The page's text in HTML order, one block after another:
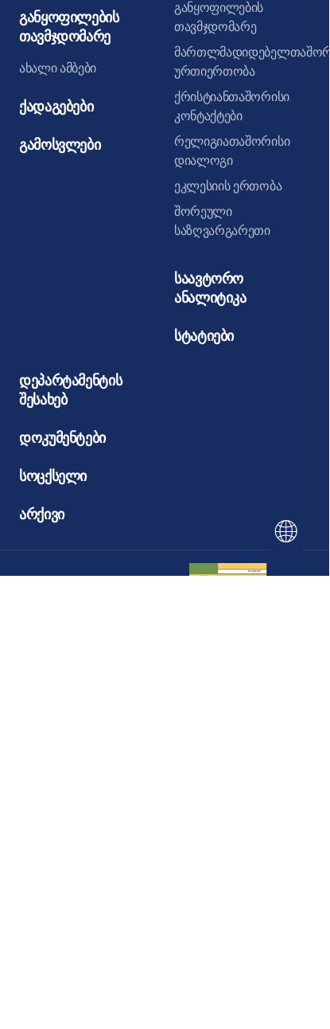
განყოფილების
თავმჯდომარე
ახალი ამბები
ქადაგებები
გამოსვლები
განყოფილების
თავმჯდომარე
ურთიერთობა
ქრისტიანთაშორისი
კონტაქტები
რელიგიათაშორისი
დიალოგი
ეკლესიის ერთობა
შორეული
საზღვარგარეთი
საავტორო
ანალიტიკა
სტატიები
დეპარტამენტის
შესახებ
დოკუმენტები
სოცქსელი
არქივი